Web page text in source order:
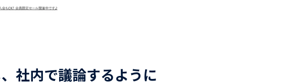
社内で議論するように